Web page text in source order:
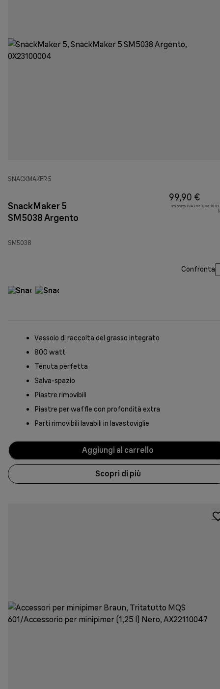
SNACKMAKER 5
SnackMaker 5
SM5038 Argento
SM5038
99,90 €
Importo IVA incluso
Confronta
Vassoio di raccolta del grasso integrato
800 watt
Tenuta perfetta
Salva-spazio
Piastre rimovibili
Piastre per waffle con profondità extra
Parti rimovibili lavabili in lavastoviglie
Aggiungi al carrello
Scopri di più